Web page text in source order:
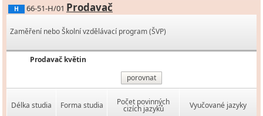
H 66-51-H/01 Prodavač
Zaměření nebo Školní vzdělávací program (ŠVP)
Prodavač květin
porovnat
Délka studia Forma studia Počet povinných
cizích jazyků Vyučované jazyky